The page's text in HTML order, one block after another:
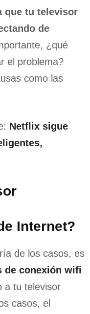
que tu televisor
de
¿qué
el problema?
como las
Netflix sigue
Internet?
de los casos, es
de conexión wifi
a tu televisor
casos, el